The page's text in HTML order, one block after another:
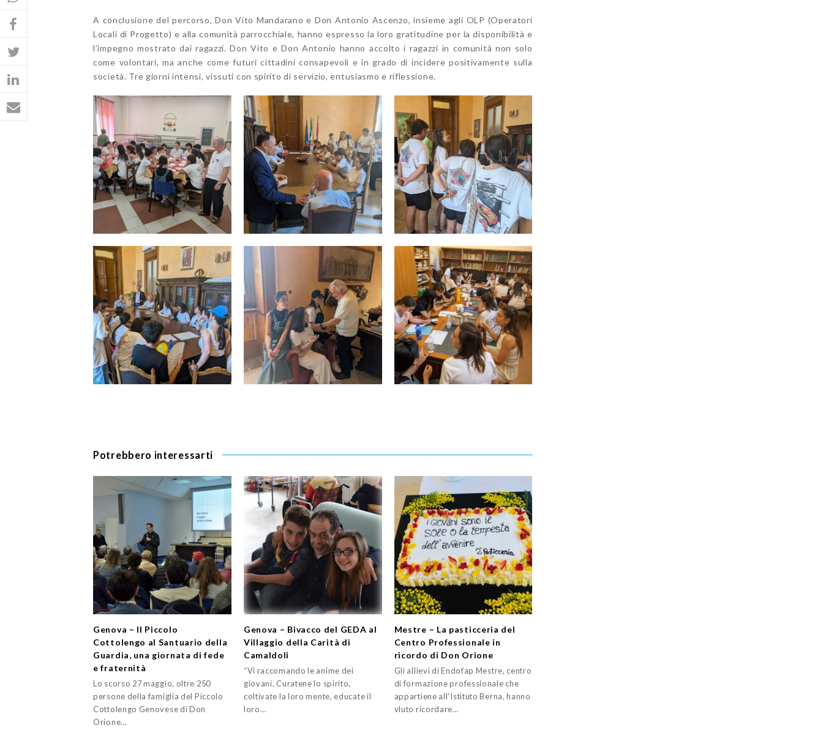
A conclusione del percorso, Don Vito Mandarano e Don Antonio Ascenzo, insieme agli OLP (Operatori
Locali di Progetto) e alla comunità parrocchiale, hanno espresso la loro gratitudine per la disponibilità e
l’impegno mostrato dai ragazzi. Don Vito e Don Antonio hanno accolto i ragazzi in comunità non solo
come volontari, ma anche come futuri cittadini consapevoli e in grado di incidere positivamente sulla
società. Tre giorni intensi, vissuti con spirito di servizio, entusiasmo e riflessione.
Potrebbero interessarti
Genova – Il Piccolo
Cottolengo al Santuario della
Guardia, una giornata di fede
e fraternità
Lo scorso 27 maggio, oltre 250
persone della famiglia del Piccolo
Cottolengo Genovese di Don
Orione…
Genova – Bivacco del GEDA al
Villaggio della Carità di
Camaldoli
“Vi raccomando le anime dei
giovani. Curatene lo spirito,
coltivate la loro mente, educate il
loro…
Mestre – La pasticceria del
Centro Professionale in
ricordo di Don Orione
Gli allievi di Endofap Mestre, centro
di formazione professionale che
appartiene all'Istituto Berna, hanno
vluto ricordare…